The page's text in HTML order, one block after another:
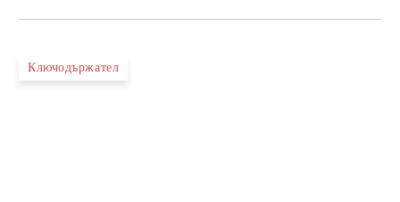
Ключодържател